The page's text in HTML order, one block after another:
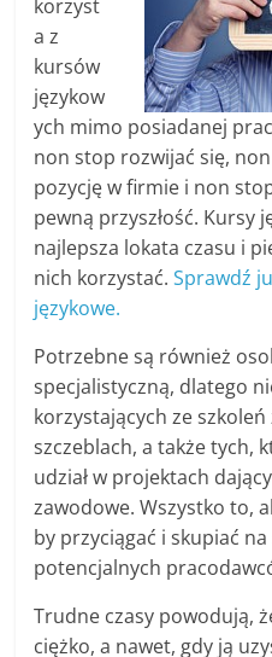
korzyst
a z
kursów
językow
ych mimo posiadanej
non stop rozwijać się,
pozycję w firmie i non
pewną przyszłość. Kursy
najlepsza lokata czasu i
nich korzystać.Sprawdź
językowe.
Potrzebne są również
specjalistyczną, dlatego
korzystających ze
szczeblach, a także tych,
udział w projektach
zawodowe. Wszystko to,
by przyciągać i skupiać
potencjalnych
Trudne czasy powodują,
ciężko, a nawet, gdy ją